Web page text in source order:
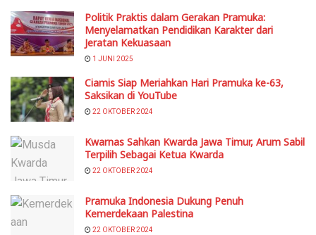
Politik Praktis dalam Gerakan Pramuka:
Menyelamatkan Pendidikan Karakter dari
Jeratan Kekuasaan
1 JUNI 2025
Ciamis Siap Meriahkan Hari Pramuka ke-63,
Saksikan di YouTube
22 OKTOBER 2024
Kwarnas Sahkan Kwarda Jawa Timur, Arum Sabil
Terpilih Sebagai Ketua Kwarda
22 OKTOBER 2024
Pramuka Indonesia Dukung Penuh
Kemerdekaan Palestina
22 OKTOBER 2024